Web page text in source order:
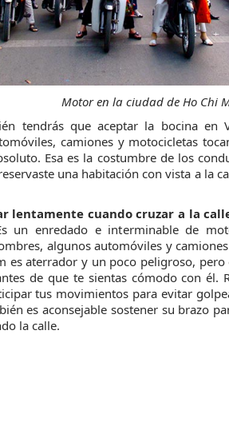
Motor en la ciudad de Ho Chi
tendrás que aceptar la bocina en
camiones y motocicletas
Esa es la costumbre de los
una habitación con vista a la
lentamente cuando cruzar a la
un enredado e interminable de
algunos automóviles y
es aterrador y un poco peligroso,
de que te sientas cómodo con él.
tus movimientos para evitar
es aconsejable sostener su brazo
la calle.